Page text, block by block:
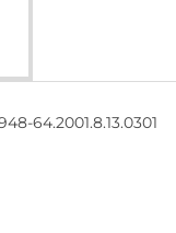
64.2001.8.13.0301